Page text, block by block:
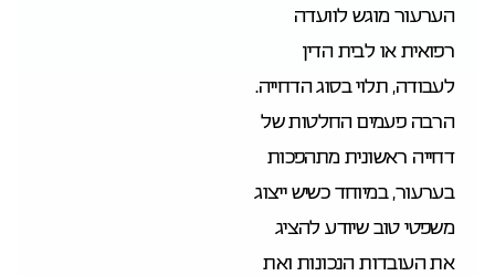
הערעור מוגש לוועדה
רפואית או לבית הדין
לעבודה, תלוי בסוג הדחייה.
הרבה פעמים החלטות של
דחייה ראשונית מתהפכות
בערעור, במיוחד כשיש ייצוג
משפטי טוב שיודע להציג
את העובדות הנכונות ואת